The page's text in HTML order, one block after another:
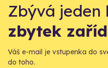
Zbývá jeden
zbytek
Váš e-mail je vstupenka do
do toho.